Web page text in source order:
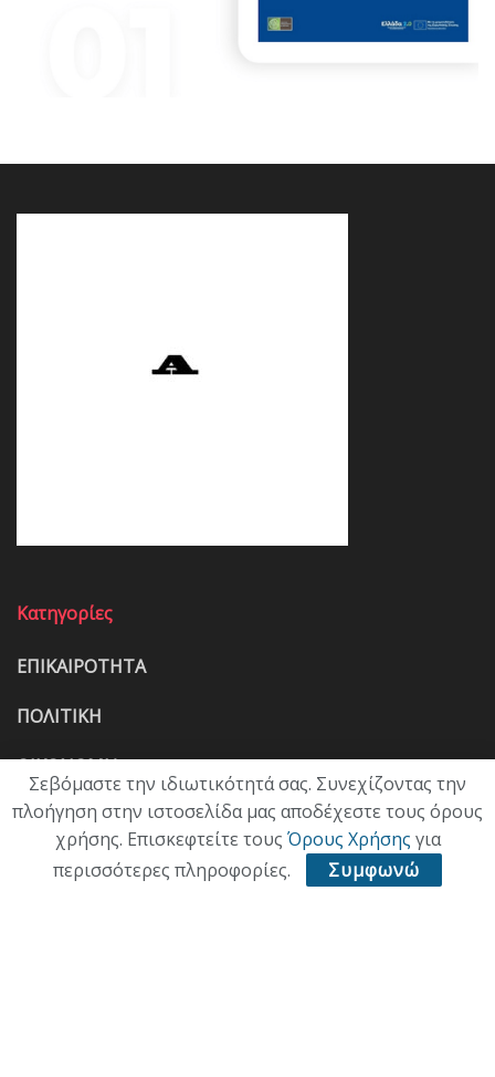
Κατηγορίες
ΕΠΙΚΑΙΡΟΤΗΤΑ
ΠΟΛΙΤΙΚΗ
ΟΙΚΟΝΟΜΙΑ
ΠΟΛΙΤΙΣΜΟΣ
ΥΓΕΙΑ
Σεβόμαστε την ιδιωτικότητά σας. Συνεχίζοντας την
πλοήγηση στην ιστοσελίδα μας αποδέχεστε τους όρους
χρήσης. Επισκεφτείτε τους Όρους Χρήσης για
περισσότερες πληροφορίες.
Συμφωνώ